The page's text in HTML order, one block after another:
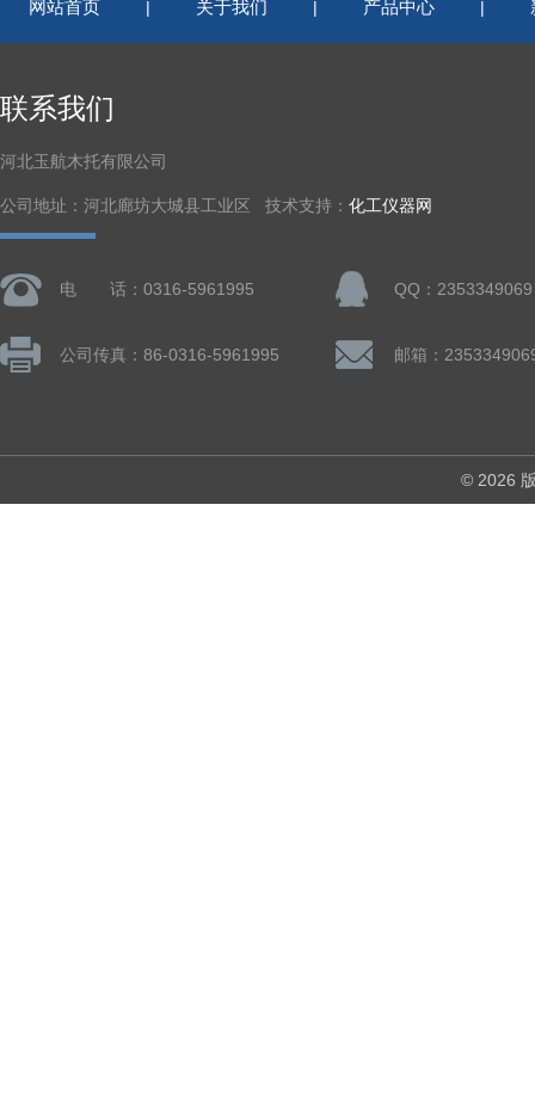
网站首页 | 关于我们 | 产品中心 |
联系我们
河北玉航木托有限公司
公司地址：河北廊坊大城县工业区 技术支持： 化工仪器网
电 话：0316-5961995 QQ：2353349069
公司传真：86-0316-5961995 邮箱：
© 2026